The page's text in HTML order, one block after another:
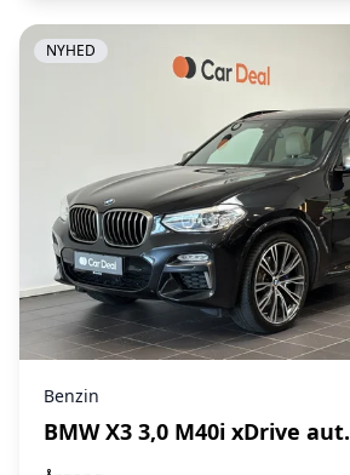
NYHED
Benzin
BMW X3 3,0 M40i xDrive aut.